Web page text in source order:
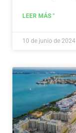
LEER MÁS "
10 de junio de 2024